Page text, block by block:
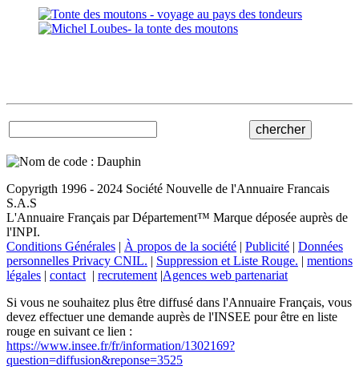
Copyrigth 1996 - 2024 Société Nouvelle de l'Annuaire Francais
S.A.S
L'Annuaire Français par Département™ Marque déposée auprès de
l'INPI.
Conditions Générales | À propos de la société | Publicité | Données
personnelles Privacy CNIL. | Suppression et Liste Rouge. | mentions
légales | contact | recrutement |Agences web partenariat
Si vous ne souhaitez plus être diffusé dans l'Annuaire Français, vous
devez effectuer une demande auprès de l'INSEE pour être en liste
rouge en suivant ce lien :
https://www.insee.fr/fr/information/1302169?
question=diffusion&reponse=3525